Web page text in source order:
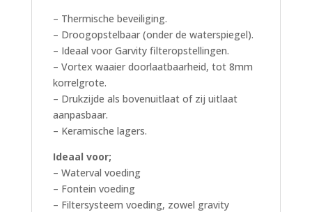
– Thermische beveiliging.
– Droogopstelbaar (onder de waterspiegel).
– Ideaal voor Garvity filteropstellingen.
– Vortex waaier doorlaatbaarheid, tot 8mm
korrelgrote.
– Drukzijde als bovenuitlaat of zij uitlaat
aanpasbaar.
– Keramische lagers.
Ideaal voor;
– Waterval voeding
– Fontein voeding
– Filtersysteem voeding, zowel gravity